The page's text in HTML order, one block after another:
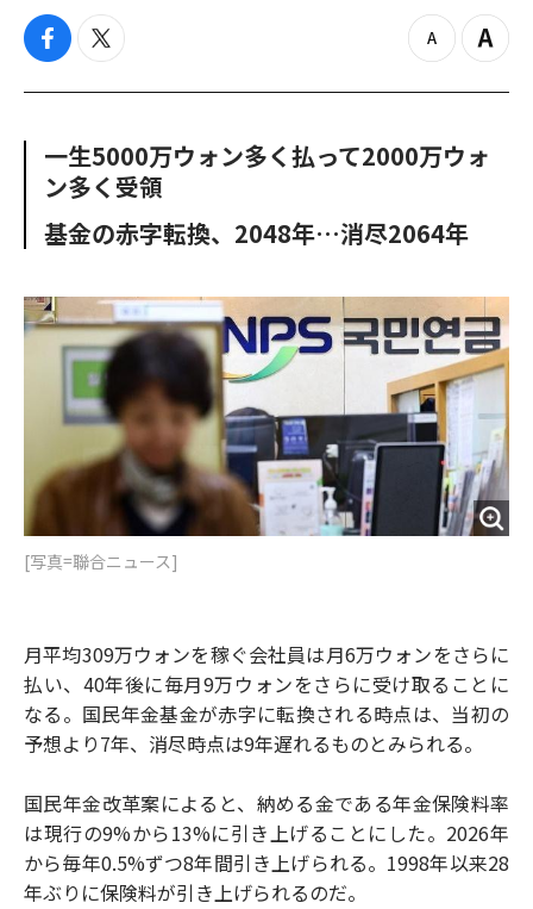
f
c
o
o
t
i
e
r
z
o
u
Z
o
n
一生5000万ウォン多く払って2000万ウォ
ン多く受領
基金の赤字転換、2048年…消尽2064年
[写真=聯合ニュース]
月平均309万ウォンを稼ぐ会社員は月6万ウォンをさらに
払い、40年後に毎月9万ウォンをさらに受け取ることに
なる。国民年金基金が赤字に転換される時点は、当初の
予想より7年、消尽時点は9年遅れるものとみられる。
国民年金改革案によると、納める金である年金保険料率
は現行の9%から13%に引き上げることにした。2026年
から毎年0.5%ずつ8年間引き上げられる。1998年以来28
年ぶりに保険料が引き上げられるのだ。